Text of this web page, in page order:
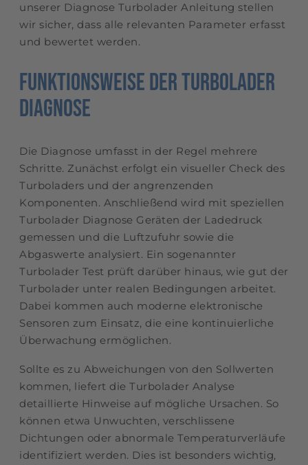
unserer Diagnose Turbolader Anleitung stellen
wir sicher, dass alle relevanten Parameter erfasst
und bewertet werden.
Funktionsweise der Turbolader
Diagnose
Die Diagnose umfasst in der Regel mehrere
Schritte. Zunächst erfolgt ein visueller Check des
Turboladers und der angrenzenden
Komponenten. Anschließend wird mit speziellen
Turbolader Diagnose Geräten der Ladedruck
gemessen und die Luftzufuhr sowie die
Abgaswerte analysiert. Ein sogenannter
Turbolader Test prüft darüber hinaus, wie gut der
Turbolader unter realen Bedingungen arbeitet.
Dabei kommen auch moderne elektronische
Sensoren zum Einsatz, die eine kontinuierliche
Überwachung ermöglichen.
Sollte es zu Abweichungen von den Sollwerten
kommen, liefert die Turbolader Analyse
detaillierte Hinweise auf mögliche Ursachen. So
können etwa Unwuchten, verschlissene
Dichtungen oder abnormale Temperaturverläufe
identifiziert werden. Dies ist besonders wichtig,